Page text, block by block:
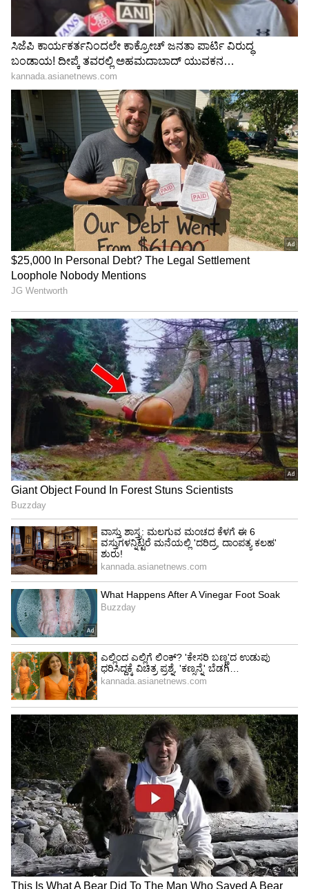
ಚರ್ಮದ ಹೊಳಪು ಹೆಚ್ಚುತ್ತೆ : ಟೊಮೇಟೋದಲ್ಲಿರುವ
ಲೈಕೋಪಿನ್ ಅಂಶವು ದೇಹಕ್ಕೆ ಸೇರಿದ ತಕ್ಷಣ ಅದು ಕೆಲಸ
ಮಾಡಲು ಆರಂಭಿಸುತ್ತದೆ. ಇದು ಚರ್ಮಕ್ಕೆ ಹೆಚ್ಚು ಹೊಳಪನ್ನು
ನೀಡುತ್ತದೆ. ಟೊಮೇಟೋದಲ್ಲಿರುವ ವಿಟಮಿನ್ ಸಿ
ಚರ್ಮದಲ್ಲಿರುವ ಕಲೆಗಳನ್ನು ನಿವಾರಿಸುತ್ತದೆ. ಹಾಗಾಗಿ
ಚರ್ಮದ ಹೊಳಪನ್ನು ಹೆಚ್ಚಿಸಿಕೊಳ್ಳಲು ಟೊಮೇಟೋ ಸೇವನೆ
ಅಗತ್ಯವಾಗಿದೆ. ಟೊಮೇಟೋ ಸಿಪ್ಪೆಯನ್ನು ಒಣಗಿಸಿ ಪುಡಿ
ಮಾಡಿ ಅದನ್ನು ಮುಖಕ್ಕೆ ಹಚ್ಚಿಕೊಳ್ಳುವುದರಿಂದ ಚರ್ಮದ
ಸ್ಕಿನ್ ಹೊಂದಿರುವವರಿಗೂ ಟೊಮೇಟೋ ಸಿಪ್ಪೆ ಬಹಳ
ಪ್ರಯೋಜನಕಾರಿ. ಟೊಮೇಟೋ ಸಿಪ್ಪೆಯಿಂದ 10ರಿಂದ 15
ನಿಮಿಷಗಳ ಕಾಲ ನಿಮ್ಮ ಮುಖವನ್ನು ಉಜ್ಜಿಕೊಂಡರೆ ಮುಖದ
ಮೇಲಿರುವ ಎಣ್ಣೆಯ ಅಂಶ ದೂರವಾಗುತ್ತದೆ.
ದೃಷ್ಟಿಯನ್ನು ಚುರುಕುಗೊಳಿಸುತ್ತದೆ : ಇತ್ತೀಚಿನ ದಿನಗಳಲ್ಲಿ
ಮೊಬೈಲ್ ಟಿವಿ ಮುಂತಾದವುಗಳಿಂದ ಹೆಚ್ಚಿನ ಮಂದಿ ಕಣ್ಣಿನ
ತೊಂದರೆಯನ್ನು ಅನುಭವಿಸುತ್ತಾರೆ. ಅಂತಹ ತೊಂದರೆ
ಇರುವವರು ಮನೆಯಲ್ಲಿಯೇ ಸುಲಭವಾಗಿ ಕಣ್ಣಿನ
ತೊಂದರೆಯನ್ನು ನಿವಾರಿಸಿಕೊಳ್ಳಬಹುದು. ನಿಮಗೆ
ದೃಷ್ಟಿದೋಶವಿದ್ದಲ್ಲಿ ನೀವು ಅಗತ್ಯವಾಗಿ ಟೊಮೇಟೋ ಸೇವನೆ
ಮಾಡಲೇಬೇಕು. ಟೊಮೇಟೋದಲ್ಲಿ ಬೀಟಾ ಕ್ಯಾರೋಟಿನ್
ಎಂಬ ಎಂಟಿ ಆಕ್ಸಿಡೆಂಟ್ ಇರುತ್ತದೆ. ಇದು ವಿಟಮಿನ್ ಸಿ ಯನ್ನು
ವಿಟಮಿನ್ ಎ ಆಗಿ ಪರಿವರ್ತಿಸಿ ಕಣ್ಣಿನ ಸಮಸ್ಯೆಗಳನ್ನು
ದೂರಮಾಡುತ್ತದೆ.
ಮೂಳೆಗಳು ಬಲಶಾಲಿಯಾಗುತ್ತೆ : ಟೊಮೇಟೋದಲ್ಲಿ
ವಿಟಮಿನ್ ಸಿ, ಫೋಲೆಟ್, ಕ್ಲೋರೋಜೆನಿಕ್ ಎಸಿಡ್ ಮತ್ತು
ಪೊಟ್ಯಾಶಿಯಮ್ ಹೆಚ್ಚಿನ ಪ್ರಮಾಣದಲ್ಲಿರುತ್ತದೆ. ಇದು
ರಕ್ತನಾಳಗಳು ಹೆಪ್ಪುಗಟ್ಟುವುದನ್ನು ತಡೆಯುತ್ತದೆ.
ಟೊಮೇಟೋದಿಂದ ರಕ್ತನಾಳಗಳು ಸ್ವಚ್ಛವಾಗಿ ಮೂಳೆಗಳು
ಬಲಶಾಲಿಯಾಗುತ್ತವೆ. ಇಷ್ಟೆಲ್ಲ ಆರೋಗ್ಯಕರ ಅಂಶಗಳನ್ನು
ಹೊಂದಿರುವ ಟೋಮೇಟೋವನ್ನು ನಾವು ಸಿಪ್ಪೆಸಹಿತ ಸೇವನೆ
ಮಾಡಬೇಕು. ಅದರಿಂದ ನಮ್ಮ ದೇಹಕ್ಕೆ ಅಗತ್ಯವಿರುವ ಅನೇಕ
ವಿಟಮಿನ್ ಗಳು ಸಿಗುತ್ತವೆ. ಟೊಮೇಟೋದ ಬೆಲೆ
ಹೆಚ್ಚಾಗಿದೆಯೆಂಬ ಕಾರಣಕ್ಕೆ ಟೊಮೇಟೋ ಸೇವನೆಯನ್ನು
ನಿಲ್ಲಿಸಿದರೆ ಅದರಿಂದ ನಮ್ಮ ಆರೋಗ್ಯಕ್ಕೆ ಹಾನಿಯಾಗುತ್ತದೆ.
ಟ್ರಂಪ್ ಐತಿಹಾಸಿಕ ಒಪ್ಪಂದ | India US
Trade Deal | Party Rounds